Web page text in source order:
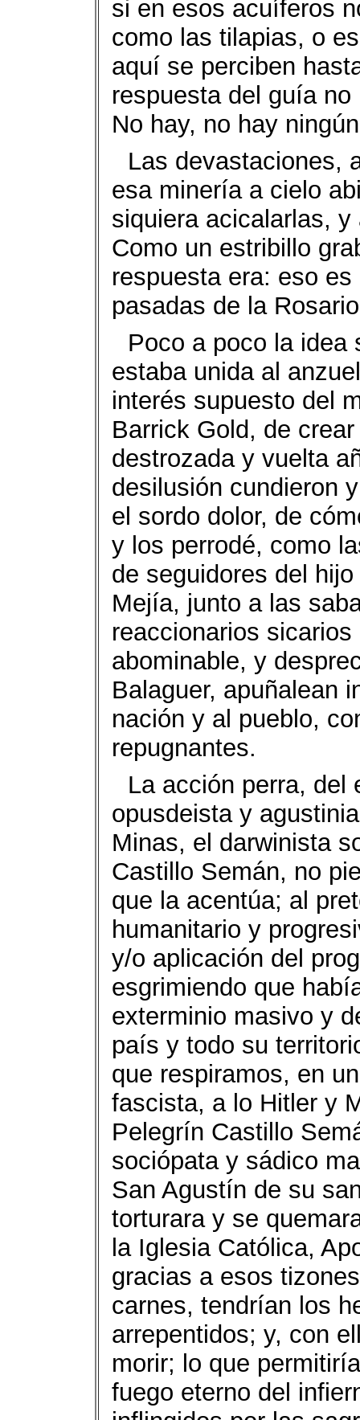
si en esos acuíferos
como las tilapias, o
aquí se perciben
respuesta del guía
No hay, no hay
Las devastaciones,
esa minería a cielo
siquiera acicalarlas,
Como un estribillo
respuesta era: eso
pasadas de la
Poco a poco la idea
estaba unida al
interés supuesto del
Barrick Gold, de
destrozada y vuelta
desilusión cundieron
el sordo dolor, de
y los perrodé, como
de seguidores del
Mejía, junto a las
reaccionarios
abominable, y
Balaguer, apuñalean
nación y al pueblo,
repugnantes.
La acción perra, del
opusdeista y
Minas, el darwinista
Castillo Semán, no
que la acentúa; al
humanitario y
y/o aplicación del
esgrimiendo que
exterminio masivo y
país y todo su
que respiramos, en
fascista, a lo Hitler y
Pelegrín Castillo
sociópata y sádico
San Agustín de su
torturara y se
la Iglesia Católica,
gracias a esos
carnes, tendrían los
arrepentidos; y, con
morir; lo que
fuego eterno del